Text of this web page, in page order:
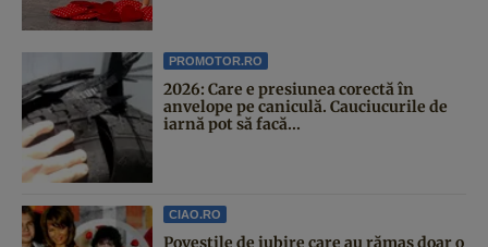
PROMOTOR.RO
2026: Care e presiunea corectă în
anvelope pe caniculă. Cauciucurile de
iarnă pot să facă...
CIAO.RO
Poveştile de iubire care au rămas doar o